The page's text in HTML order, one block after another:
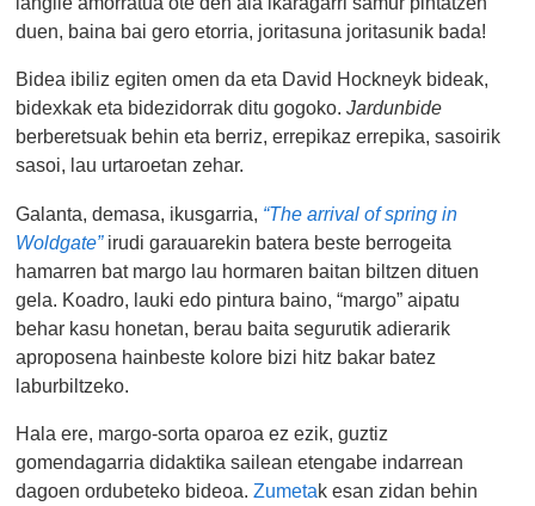
duen, baina bai gero etorria, joritasuna joritasunik bada!
Bidea ibiliz egiten omen da eta David Hockneyk bideak,
bidexkak eta bidezidorrak ditu gogoko.Jardunbide
berberetsuak behin eta berriz, errepikaz errepika, sasoirik
sasoi, lau urtaroetan zehar.
Galanta, demasa, ikusgarria, “The arrival of spring in
Woldgate”irudi garauarekin batera beste berrogeita
hamarren bat margo lau hormaren baitan biltzen dituen
gela. Koadro, lauki edo pintura baino, “margo” aipatu
behar kasu honetan, berau baita segurutik adierarik
aproposena hainbeste kolore bizi hitz bakar batez
laburbiltzeko.
Hala ere, margo-sorta oparoa ez ezik, guztiz
gomendagarria didaktika sailean etengabe indarrean
dagoen ordubeteko bideoa.Zumetak esan zidan behin